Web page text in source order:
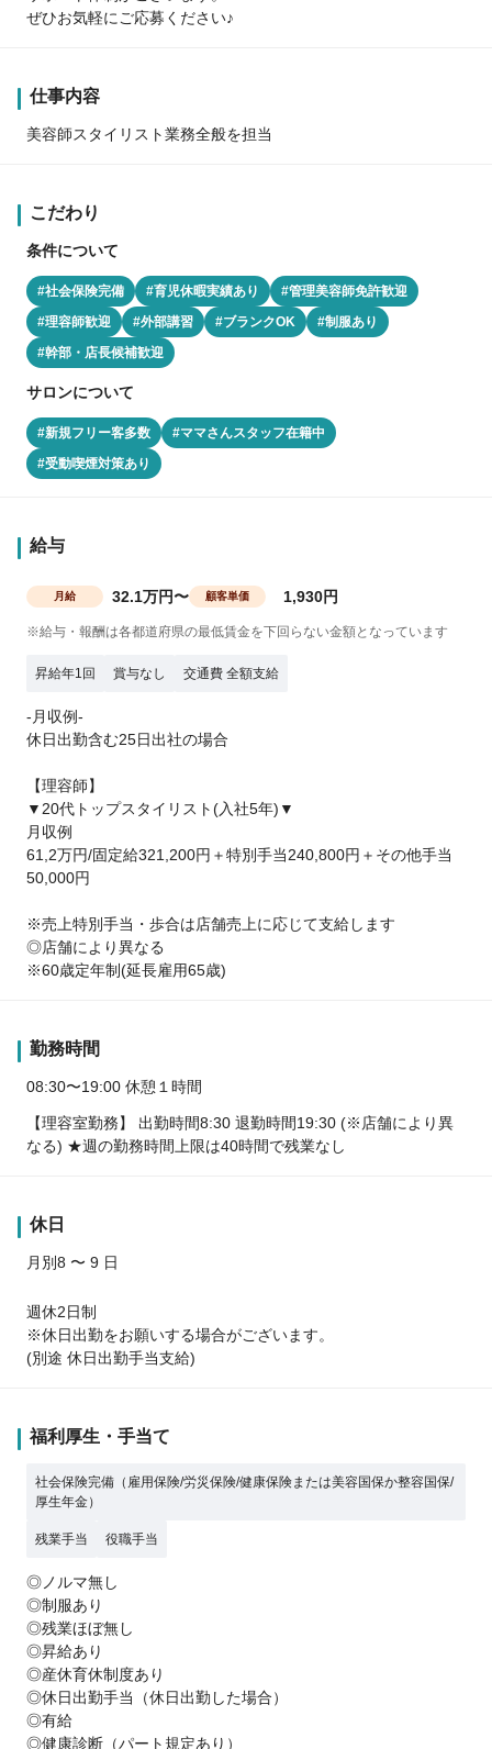
ぜひお気軽にご応募ください♪
仕事内容
美容師スタイリスト業務全般を担当
こだわり
条件について
#社会保険完備 #育児休暇実績あり
#管理美容師免許歓迎
#理容師歓迎
#外部講習 #ブランクOK
#制服あり
#幹部・店長候補歓迎
サロンについて
#新規フリー客多数
#ママさんスタッフ在籍中
#受動喫煙対策あり
給与
月給 32.1万円〜 顧客単価 1,930円
※給与・報酬は各都道府県の最低賃金を下回らない金額となっています
昇給年1回 賞与なし 交通費 全額支給
-月収例-
休日出勤含む25日出社の場合
【理容師】
▼20代トップスタイリスト(入社5年)▼
月収例
61,2万円/固定給321,200円＋特別手当240,800円＋その他手当
50,000円
※売上特別手当・歩合は店舗売上に応じて支給します
◎店舗により異なる
※60歳定年制(延長雇用65歳)
勤務時間
08:30〜19:00 休憩１時間
【理容室勤務】 出勤時間8:30 退勤時間19:30 (※店舗により異
なる) ★週の勤務時間上限は40時間で残業なし
休日
月別8 〜 9 日
週休2日制
※休日出勤をお願いする場合がございます。
(別途 休日出勤手当支給)
福利厚生・手当て
社会保険完備（雇用保険/労災保険/健康保険または美容国保か整容国保/
厚生年金）
残業手当 役職手当
◎ノルマ無し
◎制服あり
◎残業ほぼ無し
◎昇給あり
◎産休育休制度あり
◎休日出勤手当（休日出勤した場合）
◎有給
◎健康診断（パート規定あり）